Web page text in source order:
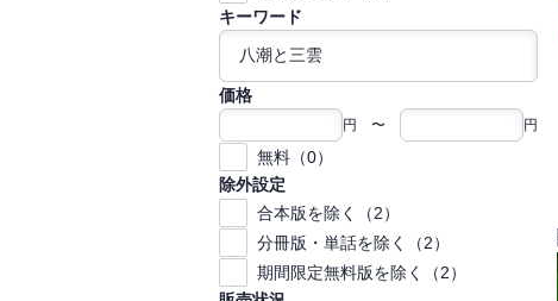
キーワード
価格
円 〜 円
無料（0）
除外設定
合本版を除く（2）
分冊版・単話を除く（2）
期間限定無料版を除く（2）